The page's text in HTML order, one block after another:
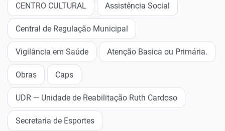
CENTRO CULTURAL Assistência Social
Central de Regulação Municipal
Vigilância em Saúde Atenção Basica ou Primária.
Obras Caps
UDR — Unidade de Reabilitação Ruth Cardoso
Secretaria de Esportes